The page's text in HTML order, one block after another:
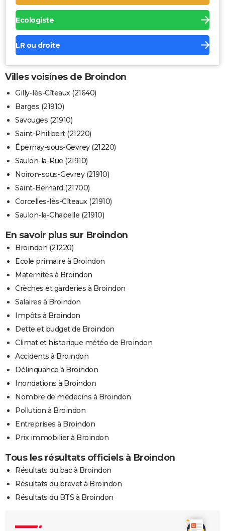
Ecologiste
LR ou droite
Villes voisines de Broindon
Gilly-lès-Cîteaux (21640)
Barges (21910)
Savouges (21910)
Saint-Philibert (21220)
Épernay-sous-Gevrey (21220)
Saulon-la-Rue (21910)
Noiron-sous-Gevrey (21910)
Saint-Bernard (21700)
Corcelles-lès-Cîteaux (21910)
Saulon-la-Chapelle (21910)
En savoir plus sur Broindon
Broindon (21220)
Ecole primaire à Broindon
Maternités à Broindon
Crèches et garderies à Broindon
Salaires à Broindon
Impôts à Broindon
Dette et budget de Broindon
Climat et historique météo de Broindon
Accidents à Broindon
Délinquance à Broindon
Inondations à Broindon
Nombre de médecins à Broindon
Pollution à Broindon
Entreprises à Broindon
Prix immobilier à Broindon
Tous les résultats officiels à Broindon
Résultats du bac à Broindon
Résultats du brevet à Broindon
Résultats du BTS à Broindon